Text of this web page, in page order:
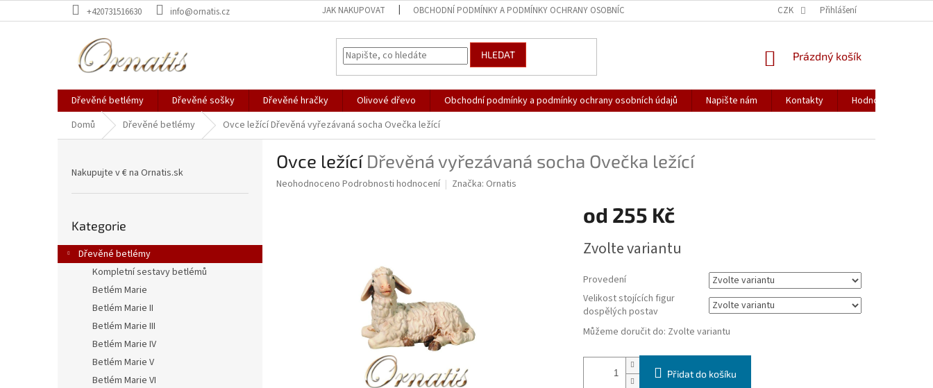
na
+420731516630 info@ornatis.cz JAK NAKUPOVAT OBCHODNÍ PODMÍNKY A PODMÍNKY OCHRANY OSOBNÍCH ÚDAJŮ CZK Přihlášení
HLEDAT
NÁKUPNÍ
Prázdný košík
Dřevěné betlémy Dřevěné sošky Dřevěné hračky Olivové dřevo Obchodní podmínky a podmínky ochrany osobních údajů Napište nám Kontakty
Hodnocení
Domů
Dřevěné betlémy Ovce ležícíDřevěná vyřezávaná socha Ovečka ležící
í
Nakupujte v € na Ornatis.sk
kategorie
Kategorie
Dřevěné betlémy
Kompletní sestavy betlémů
Betlém Marie
Betlém Marie II
Betlém Marie III
Betlém Marie IV
Betlém Marie V
Betlém Marie VI
Ovce ležící Dřevěná vyřezávaná socha Ovečka ležící
Průměrné
Neohodnoceno Podrobnosti hodnocení Značka: Ornatis
od 255 Kč
cena:
Zvolte variantu
Provedení
Velikost stojících figur
dospělých postav
Můžeme doručit do: Zvolte variantu
Přidat do košíku